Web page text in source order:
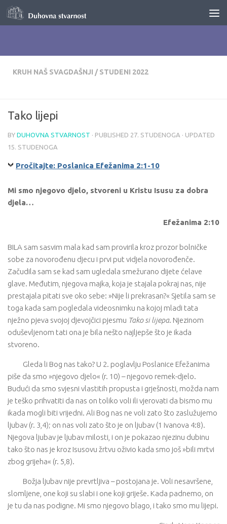
Skip to content
KRUH NAŠ SVAGDAŠNJI / STUDENI 2022
Tako lijepi
BY DUHOVNA STVARNOST · PUBLISHED 27. STUDENOGA · UPDATED
15. STUDENOGA
Pročitajte: Poslanica Efežanima 2:1-10
Mi smo njegovo djelo, stvoreni u Kristu Isusu za dobra
djela…
Efežanima 2:10
BILA sam sasvim mala kad sam provirila kroz prozor bolničke
sobe za novorođenu djecu i prvi put vidjela novorođenče.
Začudila sam se kad sam ugledala smežurano dijete ćelave
glave. Međutim, njegova majka, koja je stajala pokraj nas, nije
prestajala pitati sve oko sebe: »Nije li prekrasan?« Sjetila sam se
toga kada sam pogledala videosnimku na kojoj mladi tata
nježno pjeva svojoj djevojčici pjesmu Tako si lijepa. Njezinom
oduševljenom tati ona je bila nešto najljepše što je ikada
stvoreno.
Gleda li Bog nas tako? U 2. poglavlju Poslanice Efežanima
piše da smo »njegovo djelo« (r. 10) – njegovo remek-djelo.
Budući da smo svjesni vlastitih propusta i grješnosti, možda nam
je teško prihvatiti da nas on toliko voli ili vjerovati da bismo mu
ikada mogli biti vrijedni. Ali Bog nas ne voli zato što zaslužujemo
ljubav (r. 3,4); on nas voli zato što je on ljubav (1 Ivanova 4:8).
Njegova ljubav je ljubav milosti, i on je pokazao njezinu dubinu
tako što nas je kroz Isusovu žrtvu oživio kada smo još »bili mrtvi
zbog grijeha« (r. 5,8).
Božja ljubav nije prevrtljiva – postojana je. Voli nesavršene,
slomljene, one koji su slabi i one koji griješe. Kada padnemo, on
je tu da nas podigne. Mi smo njegovo blago, i tako smo mu lijepi.